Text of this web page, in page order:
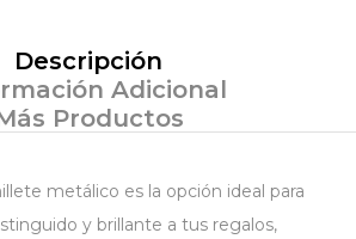
Descripción
Adicional
Productos
metálico es la opción ideal para
y brillante a tus regalos,